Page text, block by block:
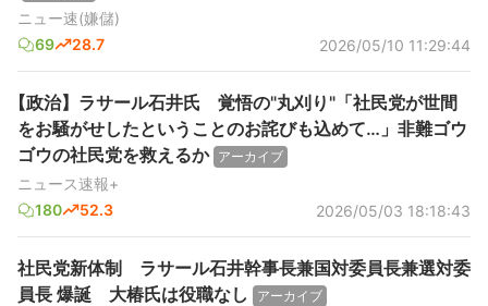
ニュー速(嫌儲)
69
28.7 2026/05/10 11:29:44
【政治】ラサール石井氏 覚悟の"丸刈り"「社民党が世間
をお騒がせしたということのお詫びも込めて…」非難ゴウ
ゴウの社民党を救えるか アーカイブ
ニュース速報+
180
52.3 2026/05/03 18:18:43
社民党新体制 ラサール石井幹事長兼国対委員長兼選対委
員長 爆誕 大椿氏は役職なし
アーカイブ